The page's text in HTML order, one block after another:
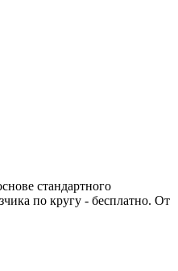
стандартного
по кругу - бесплатно. От